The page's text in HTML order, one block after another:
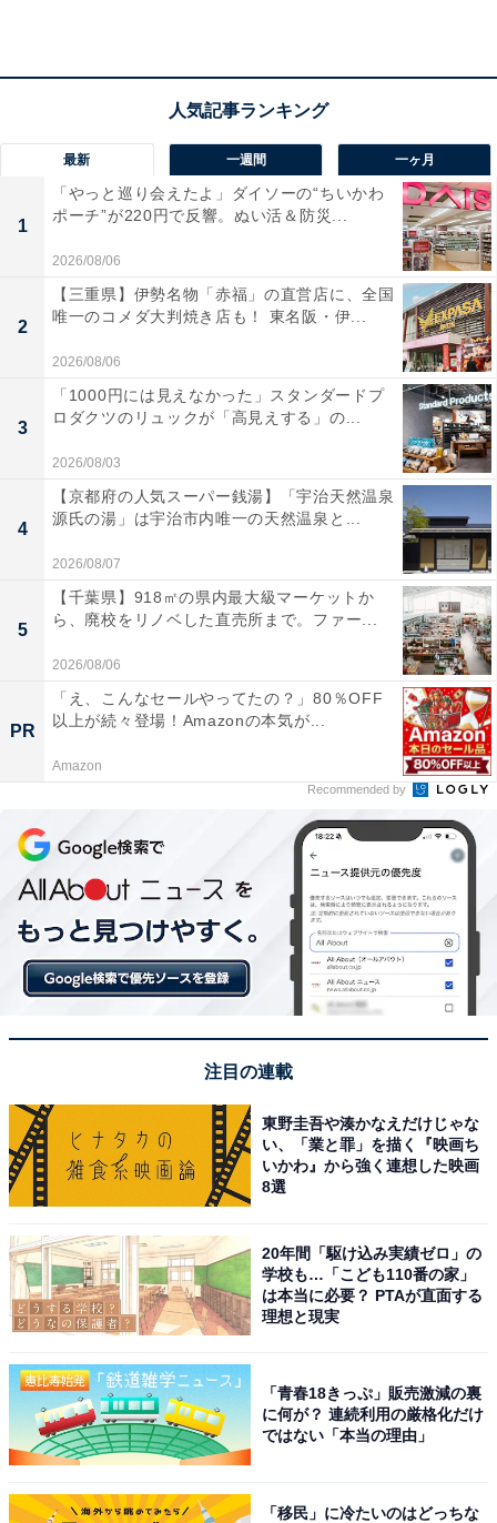
所在地：和歌山県西牟婁郡白浜町2018番地
交通手段：南紀白浜空港より車で約5分／JR白浜駅・空
港より無料送迎バスあり（要予約）
※料金は公式Webサイト参考価格
※プラン・部屋により価格は変動します
チェックイン・チェックアウト
チェックイン：15:00
チェックアウト：11:00
※プランにより時間が異なる可能性があります
あわせて読みたい
【白浜温泉の人気ホテル】「インフィニート
ホテル＆スパ 南紀白浜」は空と海が一体とな
る絶景温泉が魅力
「紀州・白浜温泉 むさし」は白良浜の絶景と2種
より）
最新 一週間 一ヶ月
1
「やっと巡り会えたよ」ダイソーの“ちいかわ
ポーチ”が220円で反響。ぬい活＆防災...
2026/08/06
2
【三重県】伊勢名物「赤福」の直営店に、全国
唯一のコメダ大判焼き店も！ 東名阪・伊...
2026/08/06
3
「1000円には見えなかった」スタンダードプ
ロダクツのリュックが「高見えする」の...
2026/08/03
4
【京都府の人気スーパー銭湯】「宇治天然温泉
源氏の湯」は宇治市内唯一の天然温泉と...
2026/08/07
5
【千葉県】918㎡の県内最大級マーケットか
ら、廃校をリノベした直売所まで。ファー...
2026/08/06
PR
「え、こんなセールやってたの？」80％OFF
以上が続々登場！Amazonの本気が...
Amazon
Recommended by
注目の連載
東野圭吾や湊かなえだけじゃな
い、「業と罪」を描く『映画ち
いかわ』から強く連想した映画
8選
20年間「駆け込み実績ゼロ」の
学校も…「こども110番の家」
は本当に必要？ PTAが直面する
理想と現実
「青春18きっぷ」販売激減の裏
に何が？ 連続利用の厳格化だけ
ではない「本当の理由」
「移民」に冷たいのはどっちな